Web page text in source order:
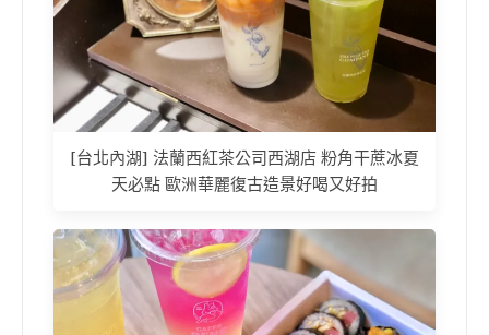
[台北內湖] 法蘭西紅茶公司西湖店 粉角干蔗冰夏
天必點 歐洲華麗復古造景好喝又好拍